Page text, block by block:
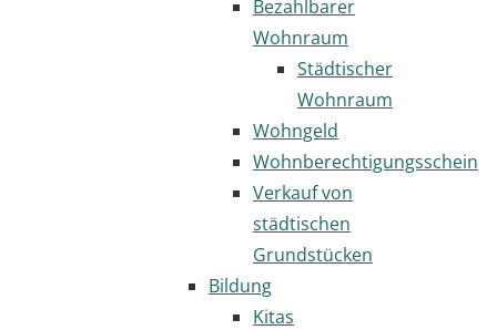
Bezahlbarer
Wohnraum
Städtischer
Wohnraum
Wohngeld
Wohnberechtigungsschein
Verkauf von
städtischen
Grundstücken
Bildung
Kitas